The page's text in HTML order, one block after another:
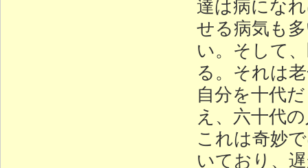
達は病にな
せる病気も
い。そして
る。それは
自分を十代
え、六十代
これは奇妙
いており、